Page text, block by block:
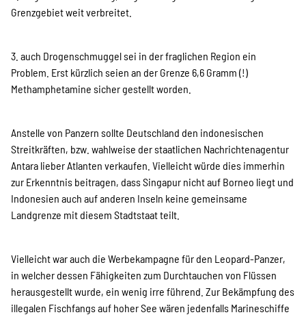
Über uns
Kontakt
english
Indonesian
Grenzgebiet weit verbreitet.
3. auch Drogenschmuggel sei in der fraglichen Region ein
Problem. Erst kürzlich seien an der Grenze 6,6 Gramm (!)
Methamphetamine sicher gestellt worden.
Anstelle von Panzern sollte Deutschland den indonesischen
Streitkräften, bzw. wahlweise der staatlichen Nachrichtenagentur
Antara lieber Atlanten verkaufen. Vielleicht würde dies immerhin
zur Erkenntnis beitragen, dass Singapur nicht auf Borneo liegt und
Indonesien auch auf anderen Inseln keine gemeinsame
Landgrenze mit diesem Stadtstaat teilt.
Vielleicht war auch die Werbekampagne für den Leopard-Panzer,
in welcher dessen Fähigkeiten zum Durchtauchen von Flüssen
herausgestellt wurde, ein wenig irre führend. Zur Bekämpfung des
illegalen Fischfangs auf hoher See wären jedenfalls Marineschiffe